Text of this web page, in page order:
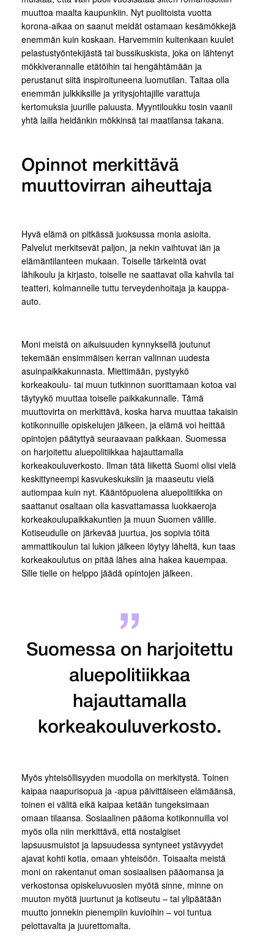
muuttoa maalta kaupunkiin. Nyt puolitoista vuotta
korona-aikaa on saanut meidät ostamaan kesämökkejä
enemmän kuin koskaan. Harvemmin kuitenkaan kuulet
pelastustyöntekijästä tai bussikuskista, joka on lähtenyt
mökkiverannalle etätöihin tai hengähtämään ja
perustanut siitä inspiroituneena luomutilan. Taitaa olla
enemmän julkkiksille ja yritysjohtajille varattuja
kertomuksia juurille paluusta. Myyntiloukku tosin vaanii
yhtä lailla heidänkin mökkinsä tai maatilansa takana.
Opinnot merkittävä
muuttovirran aiheuttaja
Hyvä elämä on pitkässä juoksussa monia asioita.
Palvelut merkitsevät paljon, ja nekin vaihtuvat iän ja
elämäntilanteen mukaan. Toiselle tärkeintä ovat
lähikoulu ja kirjasto, toiselle ne saattavat olla kahvila tai
teatteri, kolmannelle tuttu terveydenhoitaja ja kauppa-
auto.
Moni meistä on aikuisuuden kynnyksellä joutunut
tekemään ensimmäisen kerran valinnan uudesta
asuinpaikkakunnasta. Miettimään, pystyykö
korkeakoulu- tai muun tutkinnon suorittamaan kotoa vai
täytyykö muuttaa toiselle paikkakunnalle. Tämä
muuttovirta on merkittävä, koska harva muuttaa takaisin
kotikonnuille opiskelujen jälkeen, ja elämä voi heittää
opintojen päätyttyä seuraavaan paikkaan. Suomessa
on harjoitettu aluepolitiikkaa hajauttamalla
korkeakouluverkosto. Ilman tätä liikettä Suomi olisi vielä
keskittyneempi kasvukeskuksiin ja maaseutu vielä
autiompaa kuin nyt. Kääntöpuolena aluepolitiikka on
saattanut osaltaan olla kasvattamassa luokkaeroja
korkeakoulupaikkakuntien ja muun Suomen välille.
Kotiseudulle on järkevää juurtua, jos sopivia töitä
ammattikoulun tai lukion jälkeen löytyy läheltä, kun taas
korkeakoulutus on pitää lähes aina hakea kauempaa.
Sille tielle on helppo jäädä opintojen jälkeen.
Suomessa on harjoitettu
aluepolitiikkaa
hajauttamalla
korkeakouluverkosto.
Myös yhteisöllisyyden muodolla on merkitystä. Toinen
kaipaa naapurisopua ja -apua päivittäiseen elämäänsä,
toinen ei välitä eikä kaipaa ketään tungeksimaan
omaan tilaansa. Sosiaalinen pääoma kotikonnuilla voi
myös olla niin merkittävä, että nostalgiset
lapsuusmuistot ja lapsuudessa syntyneet ystävyydet
ajavat kohti kotia, omaan yhteisöön. Toisaalta meistä
moni on rakentanut oman sosiaalisen pääomansa ja
verkostonsa opiskeluvuosien myötä sinne, minne on
muuton myötä juurtunut ja kotiseutu – tai ylipäätään
muutto jonnekin pienempiin kuvioihin – voi tuntua
pelottavalta ja juurettomalta.